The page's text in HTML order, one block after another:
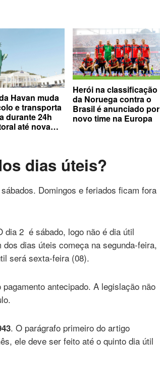
Havan muda
e transporta
durante 24h
até nova
Herói na classificação
da Noruega contra o
Brasil é anunciado por
novo time na Europa
dias úteis?
Domingos e feriados ficam fora
dia 2 é sábado, logo não é dia útil
dias úteis começa na segunda-feira,
será sexta-feira (08).
antecipado. A legislação não
. O parágrafo primeiro do artigo
ele deve ser feito até o quinto dia útil